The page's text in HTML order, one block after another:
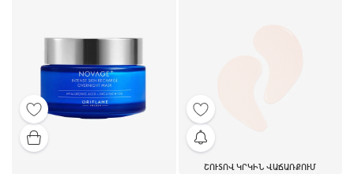
ՇՈՒՏՈՎ ԿՐԿԻՆ ՎԱՃԱՌՔՈՒՄ